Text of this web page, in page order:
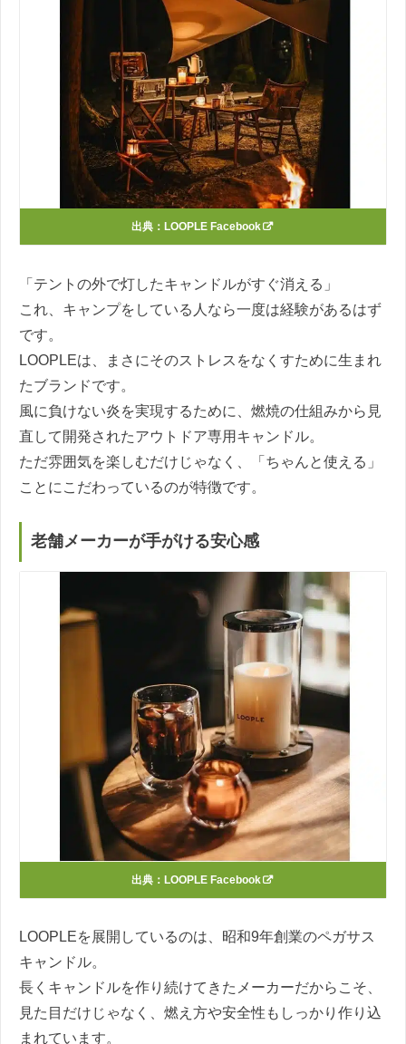
出典： LOOPLE Facebook
「テントの外で灯したキャンドルがすぐ消える」
これ、キャンプをしている人なら一度は経験があるはず
です。
LOOPLEは、まさにそのストレスをなくすために生まれ
たブランドです。
風に負けない炎を実現するために、燃焼の仕組みから見
直して開発されたアウトドア専用キャンドル。
ただ雰囲気を楽しむだけじゃなく、「ちゃんと使える」
ことにこだわっているのが特徴です。
老舗メーカーが手がける安心感
出典： LOOPLE Facebook
LOOPLEを展開しているのは、昭和9年創業のペガサス
キャンドル。
長くキャンドルを作り続けてきたメーカーだからこそ、
見た目だけじゃなく、燃え方や安全性もしっかり作り込
まれています。